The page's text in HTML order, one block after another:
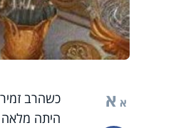
א א
כשהרב
היתה מלאה